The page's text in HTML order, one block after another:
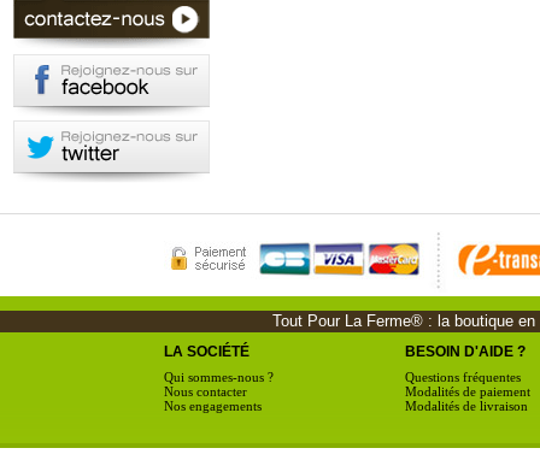
Tout Pour La Ferme® : la boutique
LA SOCIÉTÉ
Qui sommes-nous ?
Nous contacter
Nos engagements
BESOIN D'AIDE ?
Questions fréquentes
Modalités de paiement
Modalités de livraison